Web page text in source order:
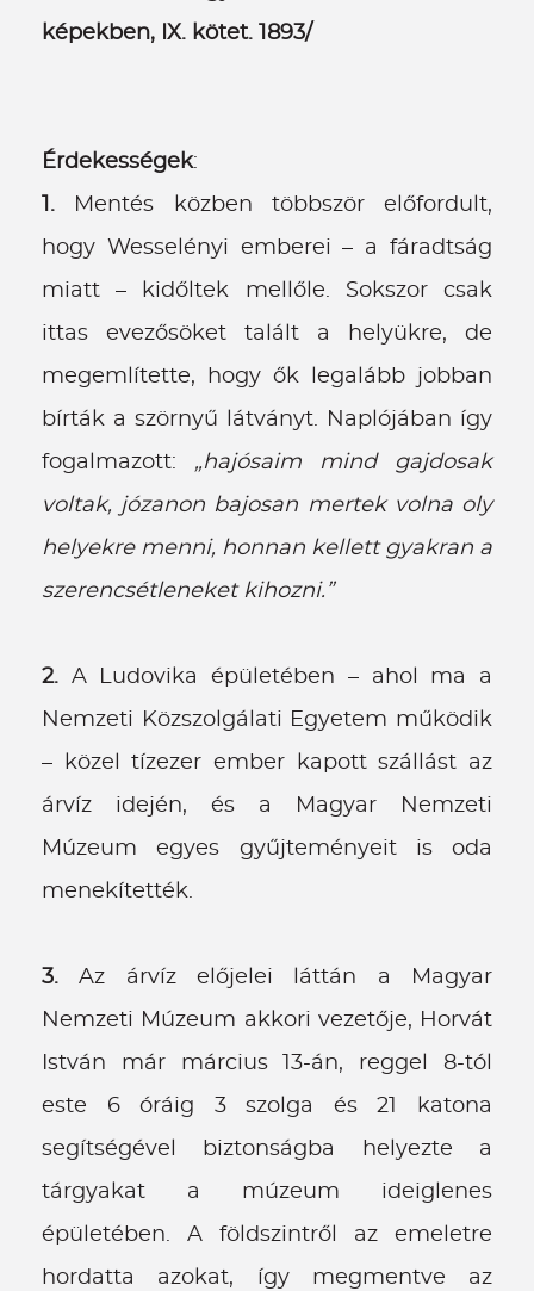
képekben, IX. kötet. 1893/
Érdekességek:
1. Mentés közben többször előfordult,
hogy Wesselényi emberei – a fáradtság
miatt – kidőltek mellőle. Sokszor csak
ittas evezősöket talált a helyükre, de
megemlítette, hogy ők legalább jobban
bírták a szörnyű látványt. Naplójában így
fogalmazott: „hajósaim mind gajdosak
voltak, józanon bajosan mertek volna oly
helyekre menni, honnan kellett gyakran a
szerencsétleneket kihozni.”
2. A Ludovika épületében – ahol ma a
Nemzeti Közszolgálati Egyetem működik
– közel tízezer ember kapott szállást az
árvíz idején, és a Magyar Nemzeti
Múzeum egyes gyűjteményeit is oda
menekítették.
3. Az árvíz előjelei láttán a Magyar
Nemzeti Múzeum akkori vezetője, Horvát
István már március 13-án, reggel 8-tól
este 6 óráig 3 szolga és 21 katona
segítségével biztonságba helyezte a
tárgyakat a múzeum ideiglenes
épületében. A földszintről az emeletre
hordatta azokat, így megmentve az